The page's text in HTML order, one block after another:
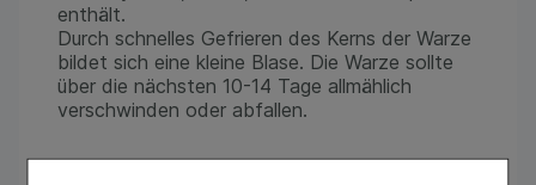
enthält.
Durch schnelles Gefrieren des Kerns der Warze
bildet sich eine kleine Blase. Die Warze sollte
über die nächsten 10-14 Tage allmählich
verschwinden oder abfallen.